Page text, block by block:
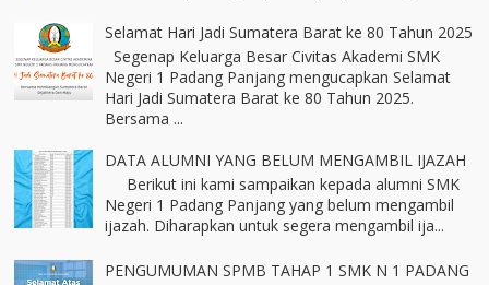
Selamat Hari Jadi Sumatera Barat ke 80 Tahun 2025
Segenap Keluarga Besar Civitas Akademi SMK
Negeri 1 Padang Panjang mengucapkan Selamat
Hari Jadi Sumatera Barat ke 80 Tahun 2025.
Bersama ...
DATA ALUMNI YANG BELUM MENGAMBIL IJAZAH
Berikut ini kami sampaikan kepada alumni SMK
Negeri 1 Padang Panjang yang belum mengambil
ijazah. Diharapkan untuk segera mengambil ija...
PENGUMUMAN SPMB TAHAP 1 SMK N 1 PADANG